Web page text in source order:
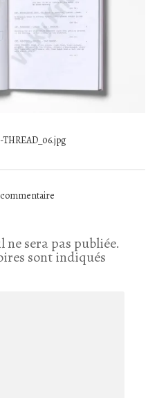
ne sera pas publiée.
sont indiqués